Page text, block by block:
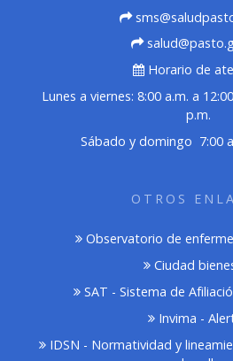
Horario de
Lunes a viernes: 8:00 a.m. a
p.m.
Sábado y domingo 7:00
OTROS
Observatorio de
Ciudad
SAT - Sistema de
Invima -
IDSN - Normatividad y